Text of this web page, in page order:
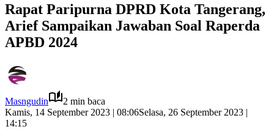
Rapat Paripurna DPRD Kota Tangerang,
Arief Sampaikan Jawaban Soal Raperda
APBD 2024
Masngudin
2 min baca
Kamis, 14 September 2023 | 08:06Selasa, 26 September 2023 |
14:15